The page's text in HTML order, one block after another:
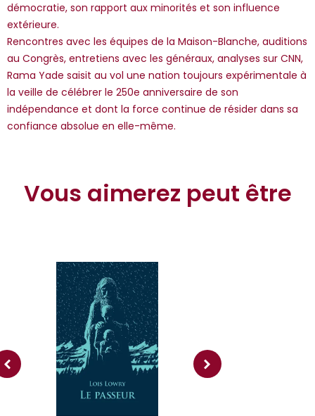
démocratie, son rapport aux minorités et son influence
extérieure.
Rencontres avec les équipes de la Maison-Blanche, auditions
au Congrès, entretiens avec les généraux, analyses sur CNN,
Rama Yade saisit au vol une nation toujours expérimentale à
la veille de célébrer le 250e anniversaire de son
indépendance et dont la force continue de résider dans sa
confiance absolue en elle-même.
Vous aimerez peut être